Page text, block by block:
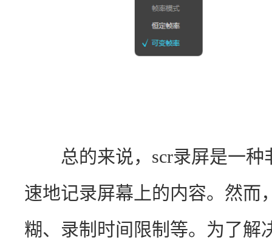
总的来说，scr录屏是一种
速地记录屏幕上的内容。然而
糊、录制时间限制等。为了解